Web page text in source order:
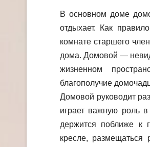
В основном доме
отдыхает. Как
комнате старшего
дома. Домовой —
жизненном
благополучие
Домовой руководит
играет важную роль
держится поближе к
кресле,